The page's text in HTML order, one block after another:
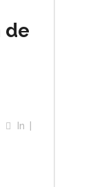
de
In